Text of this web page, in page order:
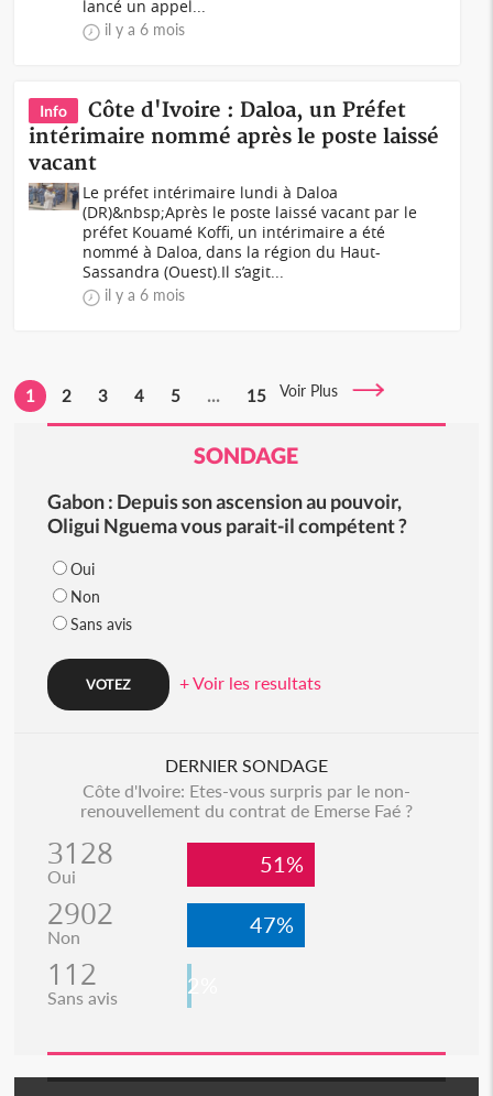
lancé un appel...
il y a 6 mois
Info
Côte d'Ivoire : Daloa, un Préfet
intérimaire nommé après le poste laissé
vacant
Le préfet intérimaire lundi à Daloa
(DR)&nbsp;Après le poste laissé vacant par le
préfet Kouamé Koffi, un intérimaire a été
nommé à Daloa, dans la région du Haut-
Sassandra (Ouest).Il s’agit...
il y a 6 mois
1 2 3 4 5 ... 15 Voir Plus
SONDAGE
Gabon : Depuis son ascension au pouvoir,
Oligui Nguema vous parait-il compétent ?
Oui
Non
Sans avis
+ Voir les resultats
DERNIER SONDAGE
Côte d'Ivoire: Etes-vous surpris par le non-
renouvellement du contrat de Emerse Faé ?
3128
Oui 51%
2902
Non 47%
112
Sans avis 2%